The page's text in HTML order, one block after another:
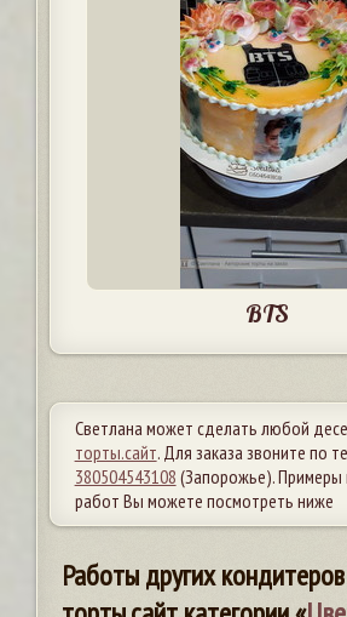
BTS
Светлана может сделать любой
торты.сайт. Для заказа звоните по
380504543108 (Запорожье).
работ Вы можете посмотреть ниже
Работы других